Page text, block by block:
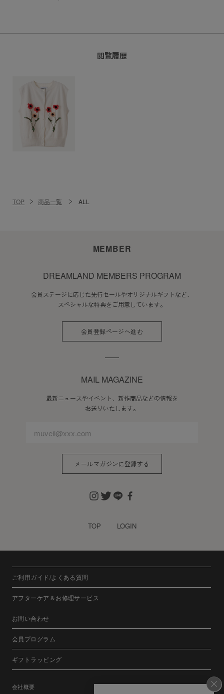
閲覧履歴
TOP 商品一覧 ALL
MEMBER
DREAMLAND MEMBERS PROGRAM
会員ステージに応じた先行セールやオリジナルギフトなど、
スペシャルな特典をご用意しています。
会員登録ページへ進む
MAIL MAGAZINE
最新ニュースやイベント、新作商品などの情報を
お送りいたします。
メールマガジンに登録する
TOP LOGIN
ご利用ガイド/よくある質問
アフターケア＆お修理サービス
お問い合わせ
会員プログラム
ギフトラッピング
会社概要